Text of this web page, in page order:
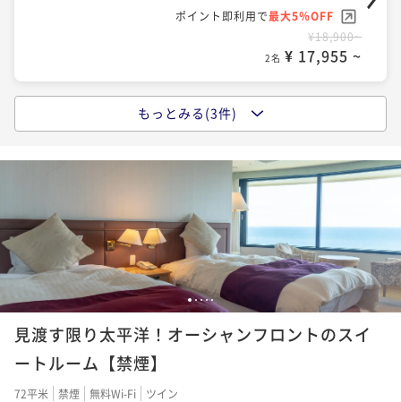
ポイント即利用で 最大5％OFF
¥36,330~
2名 ¥ 34,513 ~
ポイント即利用で最大5％OFF
¥18,900~
2名 ¥ 17,955 ~
【オーシャンホテル自慢の朝食バイキング】太平洋を
IN 15:00 - 23:45 OUT11:00
ポイント即利用で
最大5％OFF
¥21,210~
2名 ¥ 20,149 ~
【和洋中の豪華お料理勢ぞろい！】ディナーバイキン
グプラン
現地決済可 事前決済可
もっとみる(3件)
12345
見渡す限り太平洋！オーシャンフロントのスイ
ートルーム【禁煙】
72平米 禁煙 無料Wi-Fi ツイン